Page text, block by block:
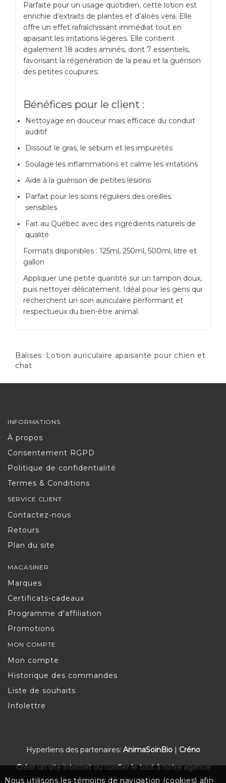
Parfaite pour un usage quotidien, cette lotion est
enrichie d’extraits de plantes et d’aloès vera. Elle
offre un effet rafraîchissant immédiat tout en
apaisant les irritations légères. Elle contient
également 18 acides aminés, dont 7 essentiels,
favorisant la régénération de la peau et la guérison
des petites coupures.
Bénéfices pour le client :
Nettoyage en douceur mais efficace du conduit
auditif
Dissout le gras, le sébum et les impuretés
Soulage les inflammations et calme les irritations
Aide à la guérison de petites lésions
Parfait pour les soins réguliers des oreilles
sensibles
Fait au Québec avec des ingrédients naturels de
qualité
Formats disponibles : 125ml, 250ml, 500ml, litre et
gallon
Appliquer une petite quantité sur un tampon doux,
puis nettoyer délicatement. Idéal pour les gens qui
recherchent un soin auriculaire performant et
respectueux du bien-être animal.
Balises: Lotion auriculaire apaisante pour chien et
chat
INFORMATIONS
À propos
Consentement RGPD
Politique de confidentialité
Termes & Conditions
SERVICE CLIENT
Contactez-nous
Retours
Plan du site
MAGASINER
Marques
Certificats-cadeaux
Programme d'affiliation
Promotions
MON COMPTE
Mon compte
Historique des commandes
Liste de souhaits
Infolettre
Hyperliens des partenaires: AnimaSoinBio| Créno
Créer un site internet ou confier le tout à notre agence
Nous utilisons les témoins de navigation (cookies) afin